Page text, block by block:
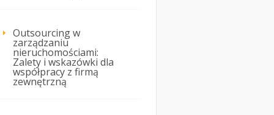
Outsourcing w
zarządzaniu
nieruchomościami:
Zalety i wskazówki dla
współpracy z firmą
zewnętrzną